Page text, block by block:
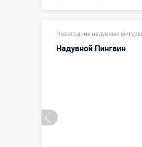
Новогодние надувные фигуры
Надувной Пингвин